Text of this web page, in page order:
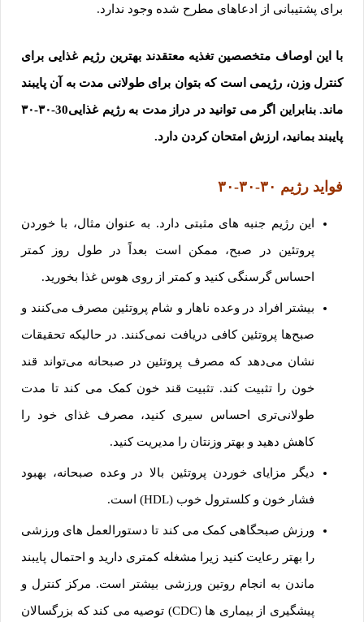
برای پشتیبانی از ادعاهای مطرح شده وجود ندارد.
با این اوصاف متخصصین تغذیه معتقدند بهترین رژیم غذایی برای
کنترل وزن، رژیمی است که بتوان برای طولانی مدت به آن پایبند
ماند. بنابراین اگر می توانید در دراز مدت به رژیم غذایی30-۳۰-۳۰
پایبند بمانید، ارزش امتحان کردن دارد.
فواید رژیم ۳۰-۳۰-۳۰
این رژیم جنبه های مثبتی دارد. به عنوان مثال، با خوردن
پروتئین در صبح، ممکن است بعداً در طول روز کمتر
احساس گرسنگی کنید و کمتر از روی هوس غذا بخورید.
بیشتر افراد در وعده ناهار و شام پروتئین مصرف می‌کنند و
صبح‌ها پروتئین کافی دریافت نمی‌کنند. در حالیکه تحقیقات
نشان می‌دهد که مصرف پروتئین در صبحانه می‌تواند قند
خون را تثبیت کند. تثبیت قند خون کمک می کند تا مدت
طولانی‌تری احساس سیری کنید، مصرف غذای خود را
کاهش دهید و بهتر وزنتان را مدیریت کنید.
دیگر مزایای خوردن پروتئین بالا در وعده صبحانه، بهبود
فشار خون و کلسترول خوب (HDL) است.
ورزش صبحگاهی کمک می کند تا دستورالعمل های ورزشی
را بهتر رعایت کنید زیرا مشغله کمتری دارید و احتمال پایبند
ماندن به انجام روتین ورزشی بیشتر است. مرکز کنترل و
پیشگیری از بیماری ها (CDC) توصیه می کند که بزرگسالان